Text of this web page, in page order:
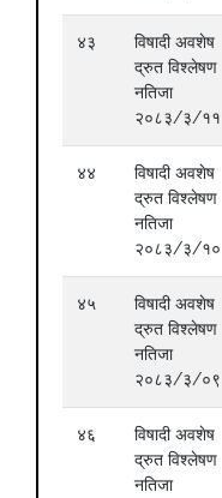
४३
विषादी अवशेष
द्रुत विश्लेषण
नतिजा
२०८३/३/११
४४
विषादी अवशेष
द्रुत विश्लेषण
नतिजा
२०८३/३/१०
४५
विषादी अवशेष
द्रुत विश्लेषण
नतिजा
२०८३/३/०९
४६
विषादी अवशेष
द्रुत विश्लेषण
नतिजा